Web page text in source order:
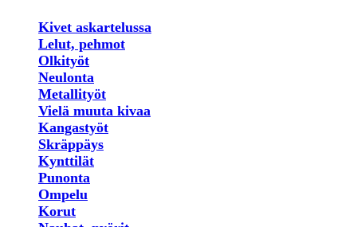
Kivet askartelussa
Lelut, pehmot
Olkityöt
Neulonta
Metallityöt
Vielä muuta kivaa
Kangastyöt
Skräppäys
Kynttilät
Punonta
Ompelu
Korut